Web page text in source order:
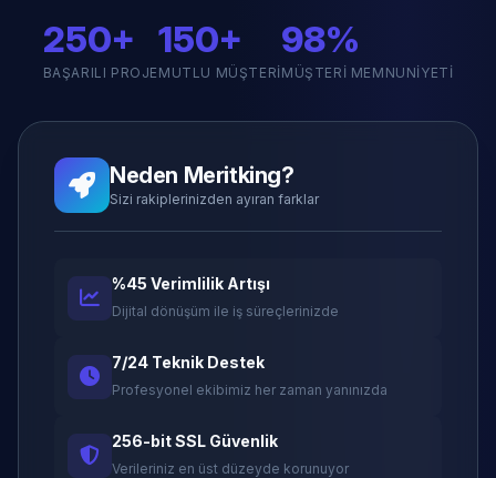
250+
BAŞARILI PROJE
150+
MUTLU MÜŞTERI
98%
MÜŞTERI MEMNUNIYETI
Neden Meritking?
Sizi rakiplerinizden ayıran farklar
%45 Verimlilik Artışı
Dijital dönüşüm ile iş süreçlerinizde
7/24 Teknik Destek
Profesyonel ekibimiz her zaman yanınızda
256-bit SSL Güvenlik
Verileriniz en üst düzeyde korunuyor